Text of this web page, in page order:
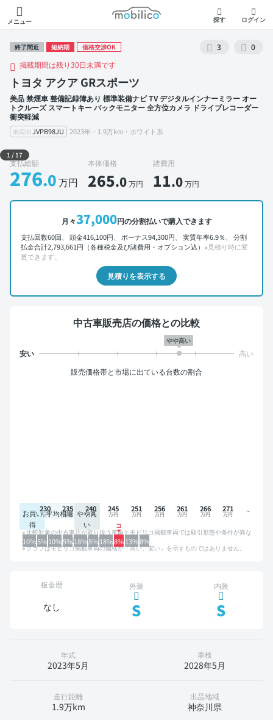
メニュー
モビリコ
探す ログイン
終了間近 短納期 価格交渉OK 3
0
掲載期間は残り30日未満です
トヨタ アクア GRスポーツ
美品 禁煙車 整備記録簿あり 標準装備ナビ TV デジタルインナーミラー オー
トクルーズ スマートキー バックモニター 全方位カメラ ドライブレコーダー
衝突軽減
車両ID JVPB98JU 2023年・1.9万km・ホワイト系
外装 左前
1 /17
支払総額
276.0万円
本体価格
265.0万円
諸費用
11.0万円
月々37,000円の分割払いで購入できます
支払回数60回、 頭金416,100円、 ボーナス94,300円、 実質年率6.9％、 分割
払金合計2,793,661円（各種税金及び諸費用・オプション込） ※見積り時に変
更できます。
見積りを表示する
中古車販売店の価格との比較
やや高い
販売価格帯と市場に出ている台数の割合
お買い
得
平均相場 やや高
い
10%5%10%5%18%5%18%8%13%8%
230 235 240 245 251 256 261 266 271
比較対象の中古車店が取り扱う車両とモビリコ掲載車両では取引形態や条件が異な
るため、グラフは参考情報です。
グラフはモビリコ掲載車両の価格が「高い、安い」を示すものではありません。
板金歴
なし
外装
S
内装
S
年式
2023年5月
車検
2028年5月
走行距離
1.9万km
出品地域
神奈川県